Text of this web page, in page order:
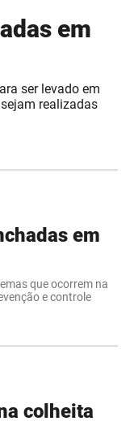
em
ser levado em
realizadas
em
que ocorrem na
e controle
colheita